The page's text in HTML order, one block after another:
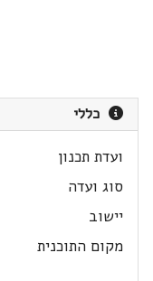
כללי
ועדת תכנון
סוג ועדה
יישוב
מקום התוכנית